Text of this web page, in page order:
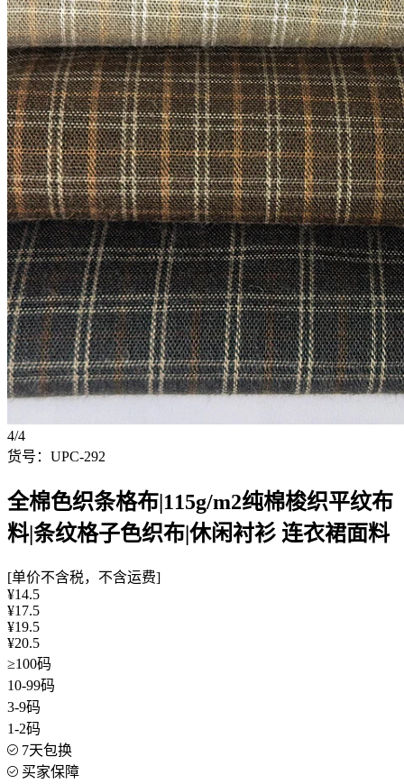
4/4
货号：UPC-292
全棉色织条格布|115g/m2纯棉梭织平纹布
料|条纹格子色织布|休闲衬衫 连衣裙面料
[单价不含税，不含运费]
¥14.5
¥17.5
¥19.5
¥20.5
≥100码
10-99码
3-9码
1-2码
7天包换
买家保障